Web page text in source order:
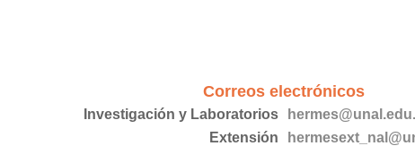
Correos electrónicos
Investigación y Laboratorios
Extensión